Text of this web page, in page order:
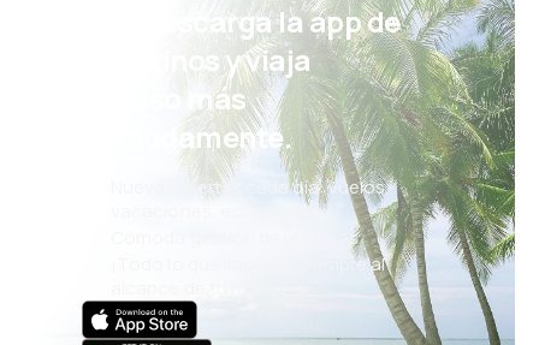
¡Eh! Descarga la app de
eDestinos y viaja
incluso más
cómodamente.
Nuevas ofertas cada día: vuelos,
vacaciones, escapadas
Cómoda gestión de reservas
¡Todo lo que importa, siempre al